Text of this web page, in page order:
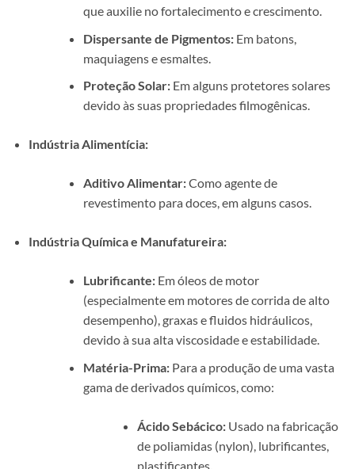
que auxilie no fortalecimento e crescimento.
Dispersante de Pigmentos:Em batons,
maquiagens e esmaltes.
Proteção Solar:Em alguns protetores solares
devido às suas propriedades filmogênicas.
Indústria Alimentícia:
Aditivo Alimentar:Como agente de
revestimento para doces, em alguns casos.
Indústria Química e Manufatureira:
Lubrificante:Em óleos de motor
(especialmente em motores de corrida de alto
desempenho), graxas e fluidos hidráulicos,
devido à sua alta viscosidade e estabilidade.
Matéria-Prima:Para a produção de uma vasta
gama de derivados químicos, como:
Ácido Sebácico: Usado na fabricação
de poliamidas (nylon), lubrificantes,
plastificantes.